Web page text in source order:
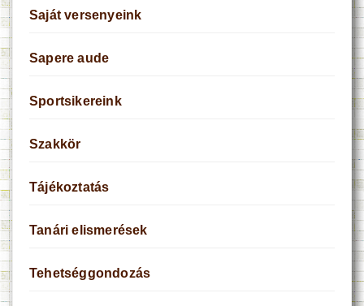
Saját versenyeink
Sapere aude
Sportsikereink
Szakkör
Tájékoztatás
Tanári elismerések
Tehetséggondozás